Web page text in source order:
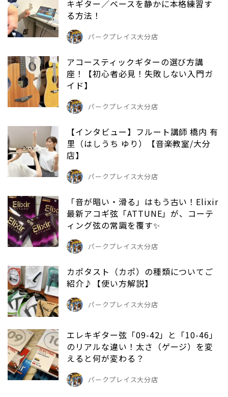
キギター／ベースを静かに本格練習す
る方法！
パークプレイス大分店
アコースティックギターの選び方講
座！【初心者必見！失敗しない入門ガ
イド】
パークプレイス大分店
【インタビュー】フルート講師 橋内 有
里（はしうち ゆり）【音楽教室/大分
店】
パークプレイス大分店
「音が暗い・滑る」はもう古い！Elixir
最新アコギ弦「ATTUNE」が、コーテ
ィング弦の常識を覆す✨
パークプレイス大分店
カポタスト（カポ）の種類についてご
紹介♪【使い方解説】
パークプレイス大分店
エレキギター弦「09-42」と「10-46」
のリアルな違い！太さ（ゲージ）を変
えると何が変わる？
パークプレイス大分店